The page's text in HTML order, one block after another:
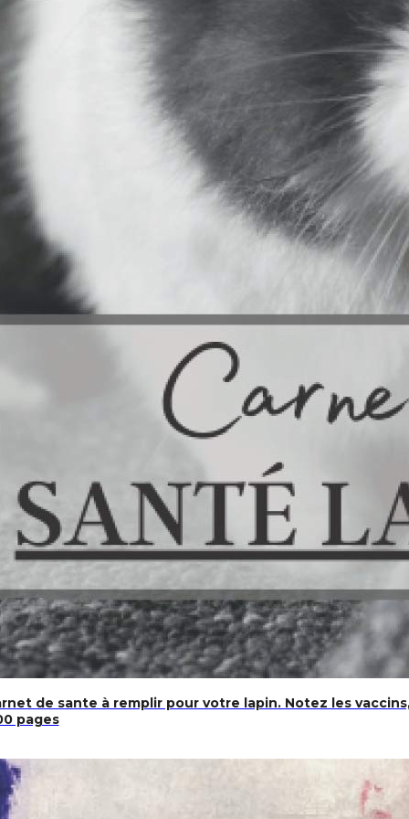
de sante à remplir pour votre lapin. Notez les
pages